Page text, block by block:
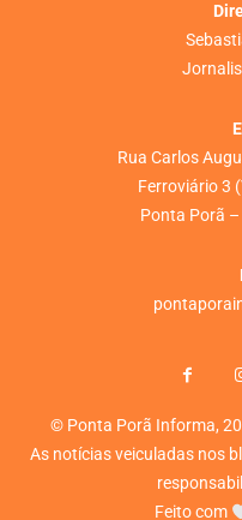
Rua Carlos
Ferroviário 3
Ponta Porã –
© Ponta Porã Informa,
As notícias veiculadas nos
Feito com